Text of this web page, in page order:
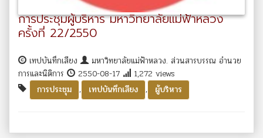
การประชุมผู้บริหาร มหาวิทยาลัยแม่ฟ้าหลวง
ครั้งที่ 22/2550
เทปบันทึกเสียง
มหาวิทยาลัยแม่ฟ้าหลวง. ส่วนสารบรรณ อำนวย
การและนิติการ
2550-08-17
1,272 views
การประชุม
, เทปบันทึกเสียง , ผู้บริหาร